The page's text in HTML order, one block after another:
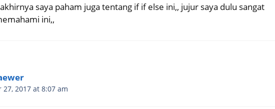
saya paham juga tentang if if else ini,, jujur saya dulu sangat
ini,,
27, 2017 at 8:07 am